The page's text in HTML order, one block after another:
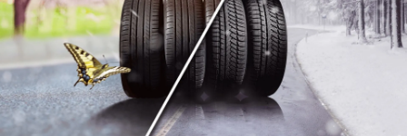
Bestel voordelig all season banden
Gratis bezorgd of montage bij jou in de buurt
Seizoen:
Merken: